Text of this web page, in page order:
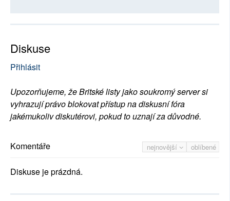
Diskuse
Přihlásit
Upozorňujeme, že Britské listy jako soukromý server si
vyhrazují právo blokovat přístup na diskusní fóra
jakémukoliv diskutérovi, pokud to uznají za důvodné.
nejnovější oblíbené
Komentáře
Diskuse je prázdná.